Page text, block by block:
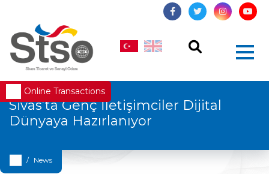
Online Transactions
Sivas’ta Genç İletişimciler Dijital
Dünyaya Hazırlanıyor
News